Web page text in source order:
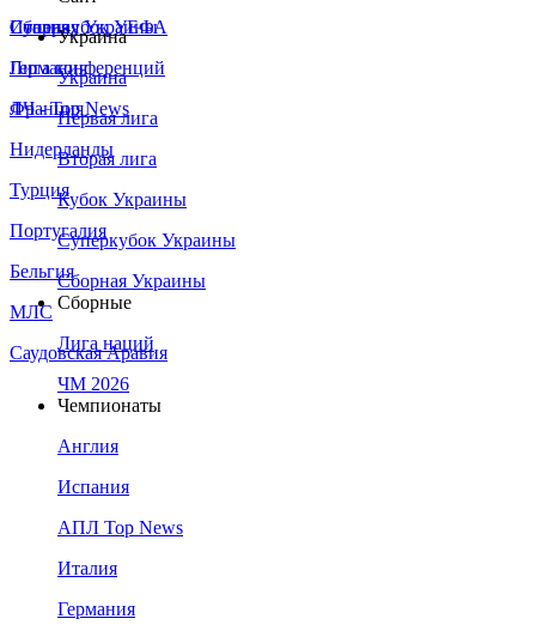
Сборная Украины
Италия
Германия
Франция
Нидерланды
Турция
Португалия
Бельгия
МЛС
Саудовская Аравия
Суперкубок УЕФА
Лига конференций
ЛЧ - Top News
Украина
Украина
Первая лига
Вторая лига
Кубок Украины
Суперкубок Украины
Сборная Украины
Сборные
Лига наций
ЧМ 2026
Чемпионаты
Англия
Испания
АПЛ Top News
Италия
Германия